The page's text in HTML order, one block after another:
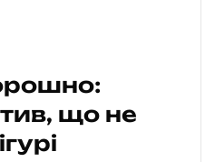
що не